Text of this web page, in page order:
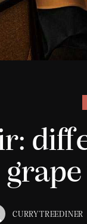
CURRYTREEDINER